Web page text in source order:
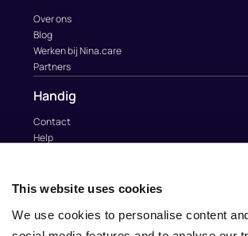
This website uses cookies
We use cookies to personalise content
Over ons
Blog
Werken bij Nina.care
Partners
Handig
Contact
Help
info@nina.care